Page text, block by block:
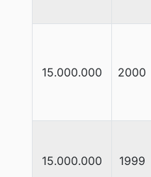
15.000.000 2000
15.000.000 1999